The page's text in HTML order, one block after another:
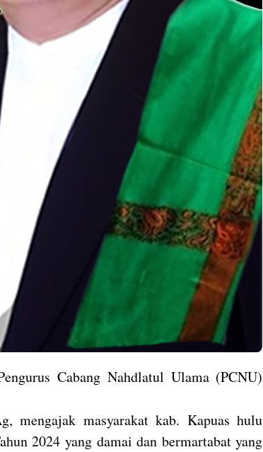
Cabang Nahdlatul Ulama (PCNU)
mengajak masyarakat kab. Kapuas hulu
2024 yang damai dan bermartabat yang